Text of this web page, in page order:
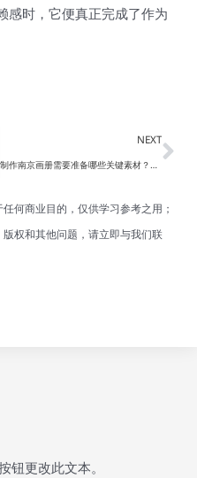
感时，它便真正完成了作为
NEXT
制作南京画册需要准备哪些关键素材？—南京画册设计
何商业目的，仅供学习参考之用；
权和其他问题，请立即与我们联
钮更改此文本。